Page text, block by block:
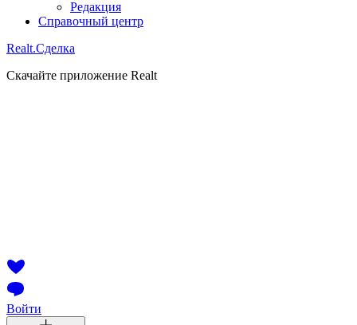
Редакция
Справочный центр
Realt.Сделка
Скачайте приложение Realt
Войти